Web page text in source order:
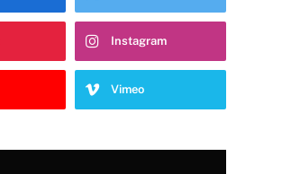
Instagram
Vimeo